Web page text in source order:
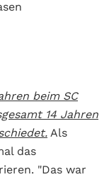
beim SC
14 Jahren
Als
das
"Das war